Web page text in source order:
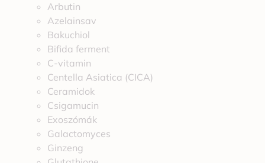
Arbutin
Azelainsav
Bakuchiol
Bifida ferment
C-vitamin
Centella Asiatica (CICA)
Ceramidok
Csigamucin
Exoszómák
Galactomyces
Ginzeng